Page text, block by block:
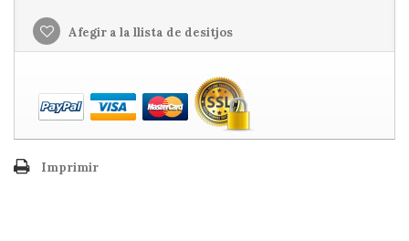
Afegir a la llista de desitjos
Imprimir